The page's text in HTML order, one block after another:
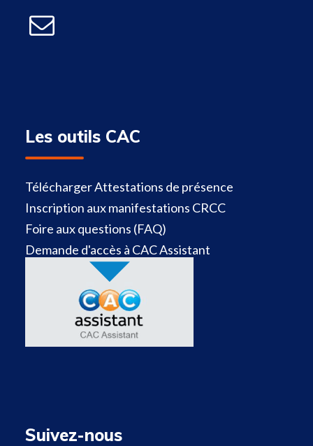
Les outils CAC
Télécharger Attestations de présence
Inscription aux manifestations CRCC
Foire aux questions (FAQ)
Demande d'accès à CAC Assistant
Suivez-nous